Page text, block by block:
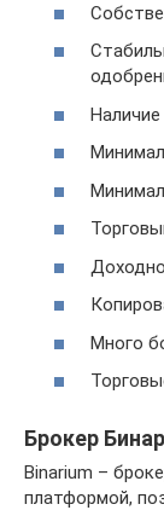
Много
Брокер
Binarium –
платформой,